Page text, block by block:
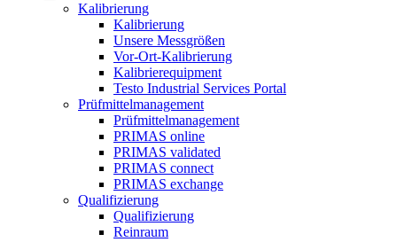
Kalibrierung
Kalibrierung
Unsere Messgrößen
Vor-Ort-Kalibrierung
Kalibrierequipment
Testo Industrial Services Portal
Prüfmittelmanagement
Prüfmittelmanagement
PRIMAS online
PRIMAS validated
PRIMAS connect
PRIMAS exchange
Qualifizierung
Qualifizierung
Reinraum